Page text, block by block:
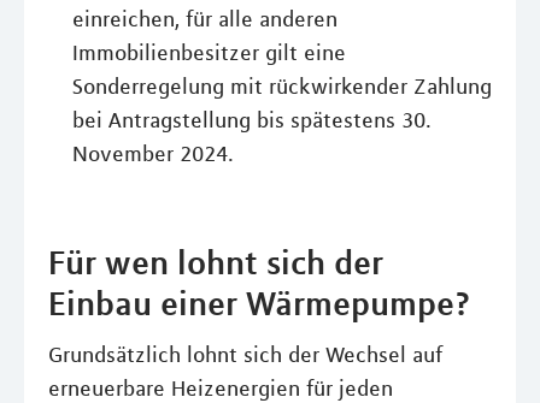
einreichen, für alle anderen
Immobilienbesitzer gilt eine
Sonderregelung mit rückwirkender Zahlung
bei Antragstellung bis spätestens 30.
November 2024.
Für wen lohnt sich der
Einbau einer Wärmepumpe?
Grundsätzlich lohnt sich der Wechsel auf
erneuerbare Heizenergien für jeden